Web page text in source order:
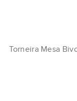
Torneira Mesa